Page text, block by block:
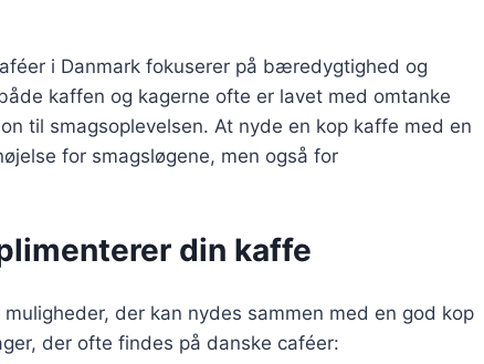
i Danmark fokuserer på bæredygtighed og
kaffen og kagerne ofte er lavet med omtanke
til smagsoplevelsen. At nyde en kop kaffe med en
for smagsløgene, men også for
din kaffe
der kan nydes sammen med en god kop
der ofte findes på danske caféer: